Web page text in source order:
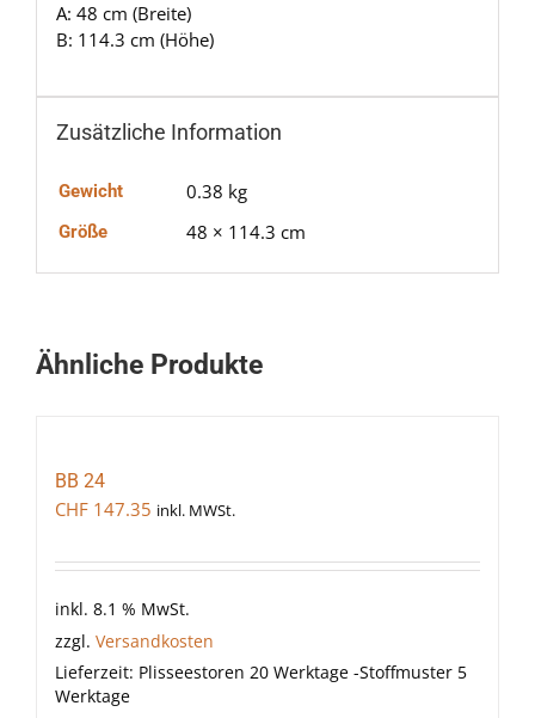
A: 48 cm (Breite)
B: 114.3 cm (Höhe)
Zusätzliche Information
Gewicht 0.38 kg
Größe 48 × 114.3 cm
Ähnliche Produkte
BB 24
CHF 147.35 inkl. MWSt.
inkl. 8.1 % MwSt.
zzgl. Versandkosten
Lieferzeit: Plisseestoren 20 Werktage -Stoffmuster 5
Werktage